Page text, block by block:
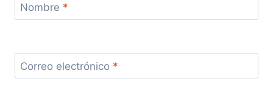
Nombre *
Correo electrónico *